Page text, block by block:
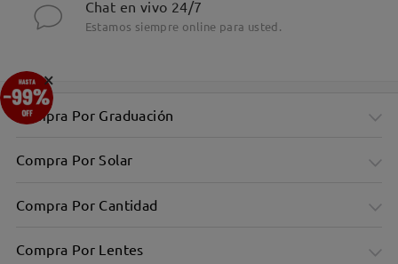
Chat en vivo 24/7
Estamos siempre online para usted.
Compra Por Graduación
Compra Por Solar
Compra Por Cantidad
Compra Por Lentes
×